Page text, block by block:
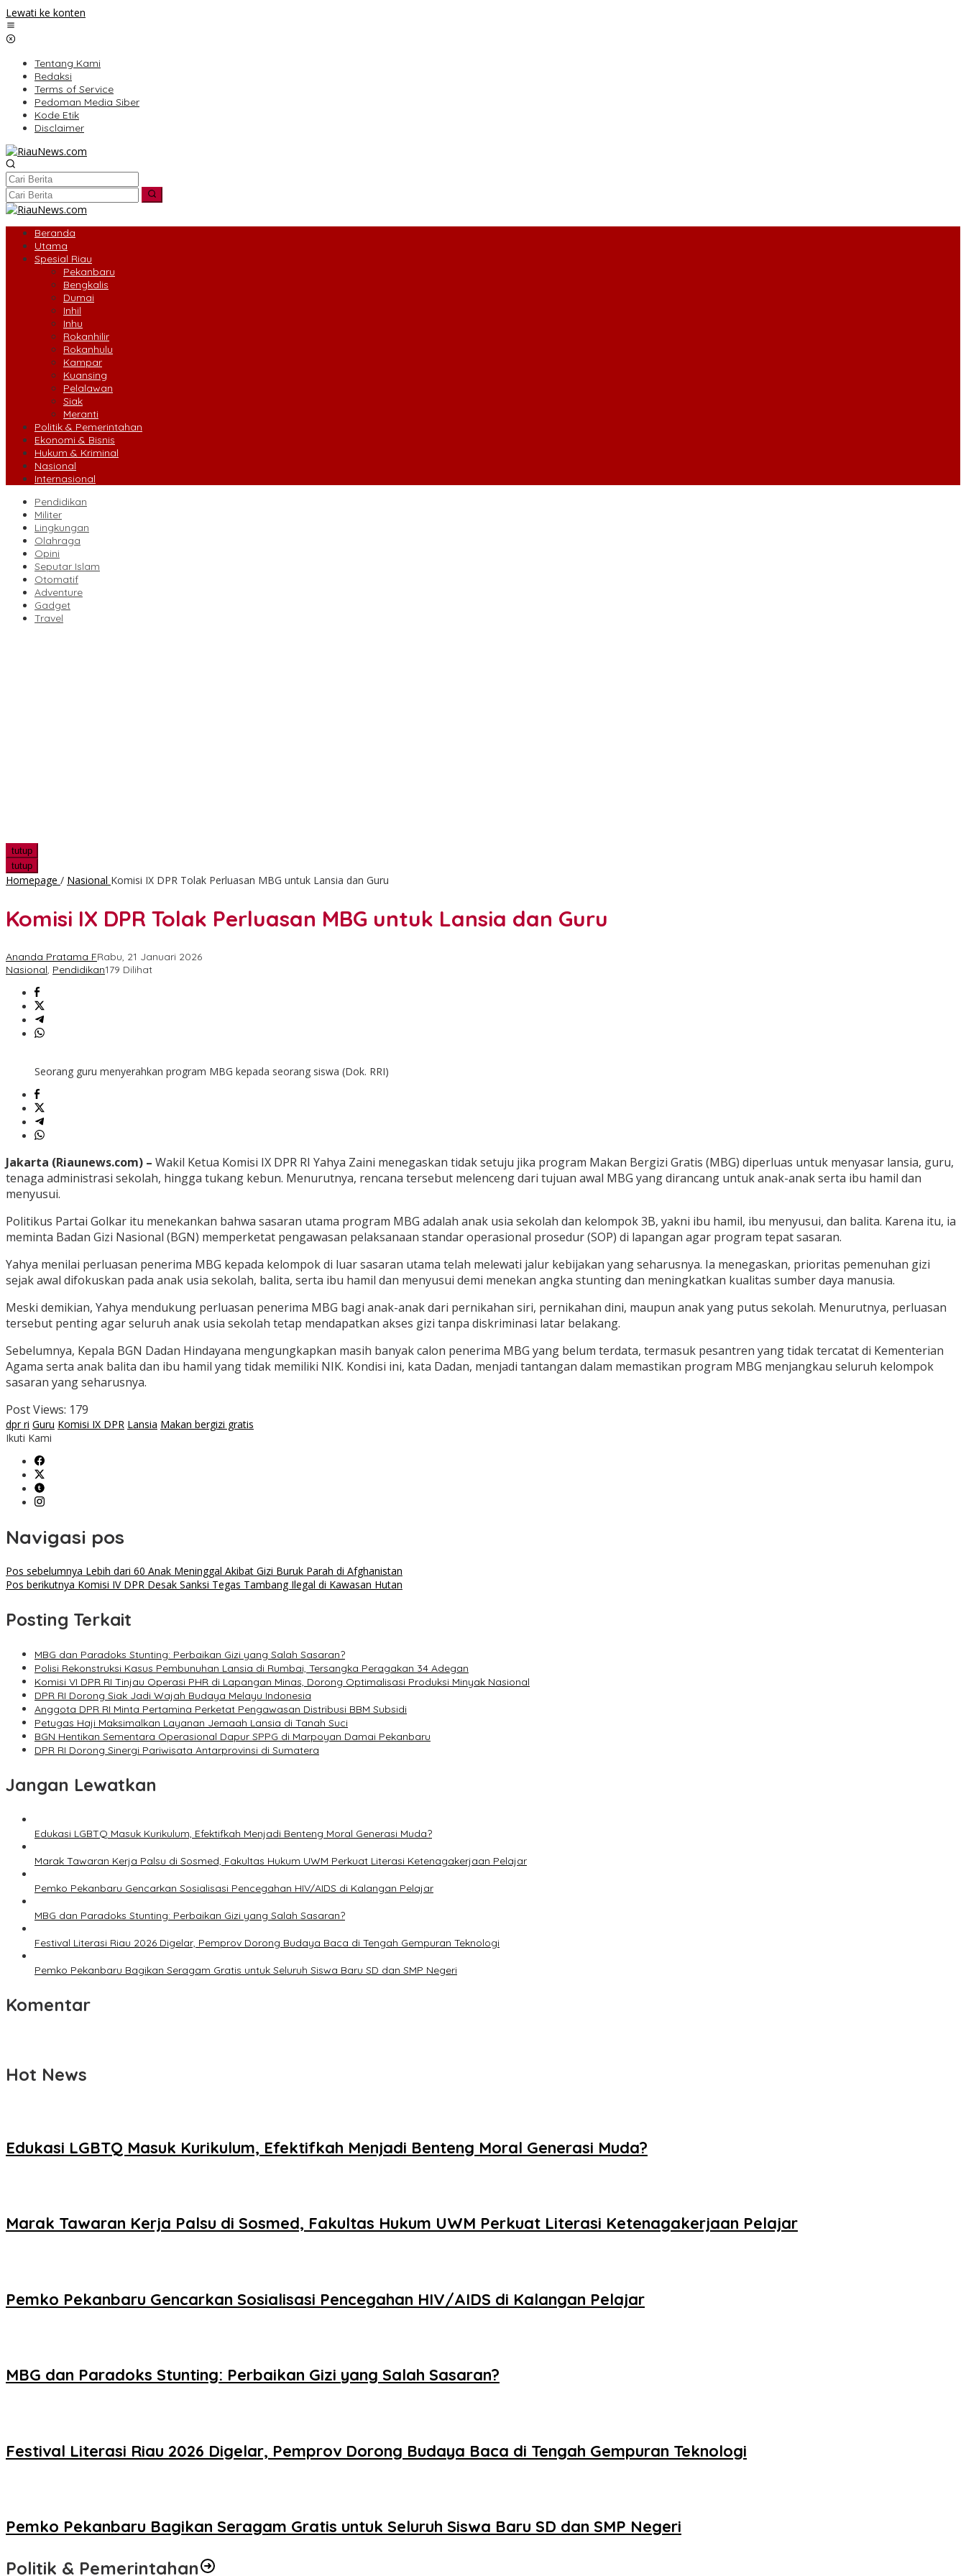
Lewati ke konten
Tentang Kami
Redaksi
Terms of Service
Pedoman Media Siber
Kode Etik
Disclaimer
Beranda
Utama
Spesial Riau
Pekanbaru
Bengkalis
Dumai
Inhil
Inhu
Rokanhilir
Rokanhulu
Kampar
Kuansing
Pelalawan
Siak
Meranti
Politik & Pemerintahan
Ekonomi & Bisnis
Hukum & Kriminal
Nasional
Internasional
Pendidikan
Militer
Lingkungan
Olahraga
Opini
Seputar Islam
Otomatif
Adventure
Gadget
Travel
tutup
tutup
Homepage / Nasional Komisi IX DPR Tolak Perluasan MBG untuk Lansia dan Guru
Komisi IX DPR Tolak Perluasan MBG untuk Lansia dan Guru
Ananda Pratama FRabu, 21 Januari 2026
Nasional, Pendidikan179 Dilihat
Seorang guru menyerahkan program MBG kepada seorang siswa (Dok. RRI)
Jakarta (Riaunews.com) – Wakil Ketua Komisi IX DPR RI Yahya Zaini menegaskan tidak setuju jika program Makan Bergizi Gratis (MBG) diperluas untuk menyasar lansia, guru,
tenaga administrasi sekolah, hingga tukang kebun. Menurutnya, rencana tersebut melenceng dari tujuan awal MBG yang dirancang untuk anak-anak serta ibu hamil dan
menyusui.
Politikus Partai Golkar itu menekankan bahwa sasaran utama program MBG adalah anak usia sekolah dan kelompok 3B, yakni ibu hamil, ibu menyusui, dan balita. Karena itu, ia
meminta Badan Gizi Nasional (BGN) memperketat pengawasan pelaksanaan standar operasional prosedur (SOP) di lapangan agar program tepat sasaran.
Yahya menilai perluasan penerima MBG kepada kelompok di luar sasaran utama telah melewati jalur kebijakan yang seharusnya. Ia menegaskan, prioritas pemenuhan gizi
sejak awal difokuskan pada anak usia sekolah, balita, serta ibu hamil dan menyusui demi menekan angka stunting dan meningkatkan kualitas sumber daya manusia.
Meski demikian, Yahya mendukung perluasan penerima MBG bagi anak-anak dari pernikahan siri, pernikahan dini, maupun anak yang putus sekolah. Menurutnya, perluasan
tersebut penting agar seluruh anak usia sekolah tetap mendapatkan akses gizi tanpa diskriminasi latar belakang.
Sebelumnya, Kepala BGN Dadan Hindayana mengungkapkan masih banyak calon penerima MBG yang belum terdata, termasuk pesantren yang tidak tercatat di Kementerian
Agama serta anak balita dan ibu hamil yang tidak memiliki NIK. Kondisi ini, kata Dadan, menjadi tantangan dalam memastikan program MBG menjangkau seluruh kelompok
sasaran yang seharusnya.
Post Views: 179
dpr ri Guru Komisi IX DPR Lansia Makan bergizi gratis
Ikuti Kami
Navigasi pos
Pos sebelumnya Lebih dari 60 Anak Meninggal Akibat Gizi Buruk Parah di Afghanistan
Pos berikutnya Komisi IV DPR Desak Sanksi Tegas Tambang Ilegal di Kawasan Hutan
Posting Terkait
MBG dan Paradoks Stunting: Perbaikan Gizi yang Salah Sasaran?
Polisi Rekonstruksi Kasus Pembunuhan Lansia di Rumbai, Tersangka Peragakan 34 Adegan
Komisi VI DPR RI Tinjau Operasi PHR di Lapangan Minas, Dorong Optimalisasi Produksi Minyak Nasional
DPR RI Dorong Siak Jadi Wajah Budaya Melayu Indonesia
Anggota DPR RI Minta Pertamina Perketat Pengawasan Distribusi BBM Subsidi
Petugas Haji Maksimalkan Layanan Jemaah Lansia di Tanah Suci
BGN Hentikan Sementara Operasional Dapur SPPG di Marpoyan Damai Pekanbaru
DPR RI Dorong Sinergi Pariwisata Antarprovinsi di Sumatera
Jangan Lewatkan
Edukasi LGBTQ Masuk Kurikulum, Efektifkah Menjadi Benteng Moral Generasi Muda?
Marak Tawaran Kerja Palsu di Sosmed, Fakultas Hukum UWM Perkuat Literasi Ketenagakerjaan Pelajar
Pemko Pekanbaru Gencarkan Sosialisasi Pencegahan HIV/AIDS di Kalangan Pelajar
MBG dan Paradoks Stunting: Perbaikan Gizi yang Salah Sasaran?
Festival Literasi Riau 2026 Digelar, Pemprov Dorong Budaya Baca di Tengah Gempuran Teknologi
Pemko Pekanbaru Bagikan Seragam Gratis untuk Seluruh Siswa Baru SD dan SMP Negeri
Komentar
Hot News
Edukasi LGBTQ Masuk Kurikulum, Efektifkah Menjadi Benteng Moral Generasi Muda?
Marak Tawaran Kerja Palsu di Sosmed, Fakultas Hukum UWM Perkuat Literasi Ketenagakerjaan Pelajar
Pemko Pekanbaru Gencarkan Sosialisasi Pencegahan HIV/AIDS di Kalangan Pelajar
MBG dan Paradoks Stunting: Perbaikan Gizi yang Salah Sasaran?
Festival Literasi Riau 2026 Digelar, Pemprov Dorong Budaya Baca di Tengah Gempuran Teknologi
Pemko Pekanbaru Bagikan Seragam Gratis untuk Seluruh Siswa Baru SD dan SMP Negeri
Politik & Pemerintahan